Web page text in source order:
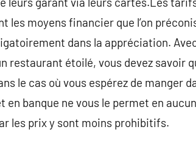
les moyens financier que l’on
dans la appréciation.
restaurant étoilé, vous devez savoir
le cas où vous espérez de manger
banque ne vous le permet en
les prix y sont moins prohibitifs.